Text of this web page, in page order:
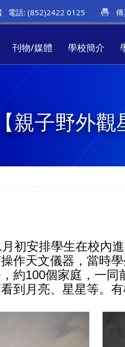
電話: (852)2422 0125
刊物/媒體 學校簡介
親子野外觀
初安排學生在校內
作天文儀器，當時
約100個家庭，一
到月亮、星星等。